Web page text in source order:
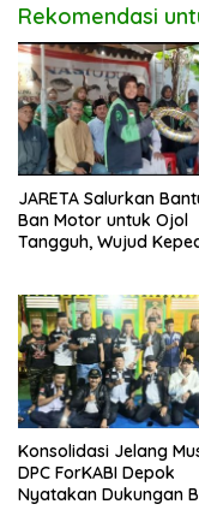
Rekomendasi
JARETA Salurkan
Ban Motor untuk Ojol
Tangguh, Wujud
Konsolidasi Jelang
DPC ForKABI Depok
Nyatakan Dukungan